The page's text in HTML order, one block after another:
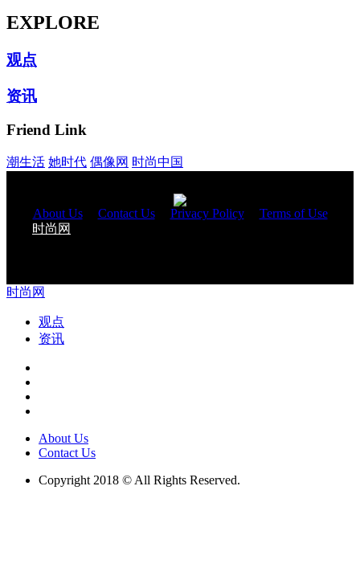
EXPLORE
观点
资讯
Friend Link
潮生活 她时代 偶像网 时尚中国
About Us| Contact Us| Privacy Policy| Terms of Use
时尚网
时尚网
观点
资讯
About Us
Contact Us
Copyright 2018 © All Rights Reserved.